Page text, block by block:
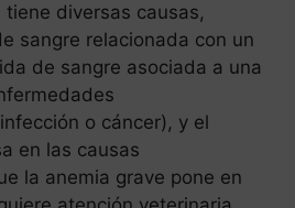
diversas causas,
sangre relacionada con un
de sangre asociada a una
o cáncer), y el
en las causas
la anemia grave pone en